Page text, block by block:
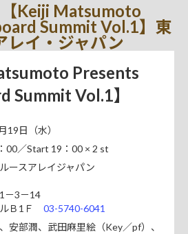
Keiji Matsumoto
Summit Vol.1】東
レイ・ジャパン
Presents
Summit Vol.1】
日（水）
／Start 19：00 × 2 st
ースアレイジャパン
－3－14
Ｂ1Ｆ 03-5740-6041
部潤、武田麻里絵（Key／pf）、